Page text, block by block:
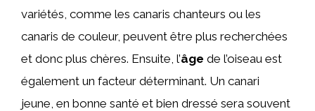
variétés, comme les canaris chanteurs ou les
canaris de couleur, peuvent être plus recherchées
et donc plus chères. Ensuite, l’âge de l’oiseau est
également un facteur déterminant. Un canari
jeune, en bonne santé et bien dressé sera souvent